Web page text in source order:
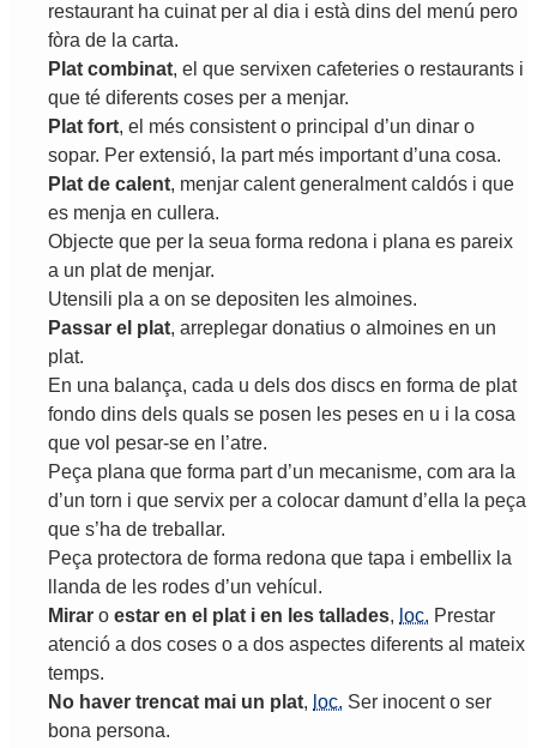
restaurant ha cuinat per al dia i està dins del menú pero
fòra de la carta.
Plat combinat, el que servixen cafeteries o restaurants i
que té diferents coses per a menjar.
Plat fort, el més consistent o principal d’un dinar o
sopar. Per extensió, la part més important d’una cosa.
Plat de calent, menjar calent generalment caldós i que
es menja en cullera.
Objecte que per la seua forma redona i plana es pareix
a un plat de menjar.
Utensili pla a on se depositen les almoines.
Passar el plat, arreplegar donatius o almoines en un
plat.
En una balança, cada u dels dos discs en forma de plat
fondo dins dels quals se posen les peses en u i la cosa
que vol pesar-se en ’atre.
Peça plana que forma part d’un mecanisme, com ara la
d’un torn i que servix per a colocar damunt d’ella la peça
que s’ha de treballar.
Peça protectora de forma redona que tapa i embellix la
llanda de les rodes d’un vehícul .
Mirar o estar en el plat i en les tallades, loc. Prestar
atenció a dos coses o a dos aspectes diferents al mateix
temps.
No haver trencat mai un plat, loc. Ser inocent o ser
bona persona.